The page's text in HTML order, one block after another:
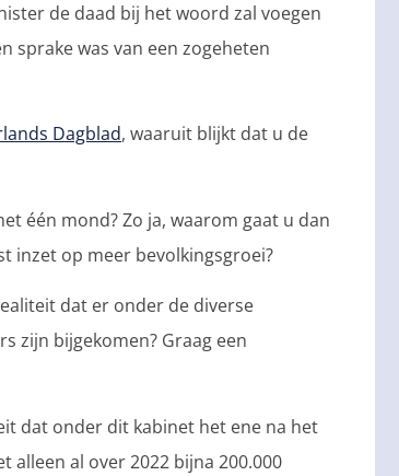
de daad bij het woord zal voegen
sprake was van een zogeheten
Dagblad, waaruit blijkt dat u de
één mond? Zo ja, waarom gaat u dan
inzet op meer bevolkingsgroei?
dat er onder de diverse
zijn bijgekomen? Graag een
dat onder dit kabinet het ene na het
al over 2022 bijna 200.000